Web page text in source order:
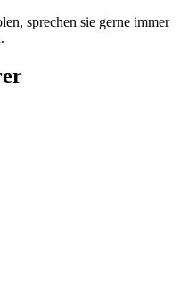
sprechen sie gerne immer